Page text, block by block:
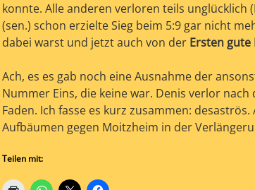
konnte. Alle anderen verloren teils unglücklich
(sen.) schon erzielte Sieg beim 5:9 gar nicht
dabei warst und jetzt auch von der Ersten gute
Ach, es es gab noch eine Ausnahme der
Nummer Eins, die keine war. Denis verlor
Faden. Ich fasse es kurz zusammen:
Aufbäumen gegen Moitzheim in der
Teilen mit: